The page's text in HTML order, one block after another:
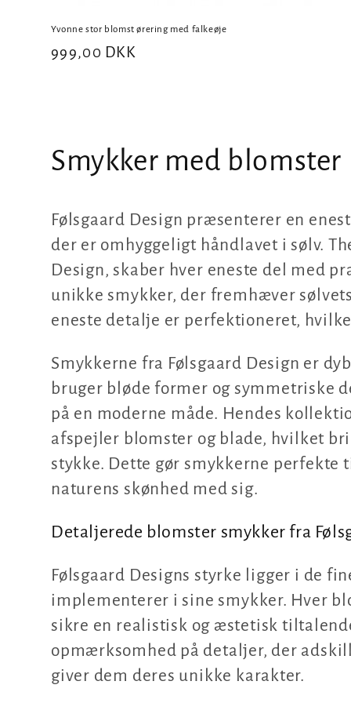
Yvonne stor blomst ørering med falkeøje
Normalpris
999,00 DKK
K
l
l
e
k
t
i
o
n
:
Smykker med blomster
Følsgaard Design præsenterer en
der er omhyggeligt håndlavet i sølv.
Design, skaber hver eneste del med
unikke smykker, der fremhæver
eneste detalje er perfektioneret,
Smykkerne fra Følsgaard Design er
bruger bløde former og symmetriske
på en moderne måde. Hendes
afspejler blomster og blade, hvilket
stykke. Dette gør smykkerne perfekte
naturens skønhed med sig.
Detaljerede blomster smykker fra
Følsgaard Designs styrke ligger i de
implementerer i sine smykker. Hver
sikre en realistisk og æstetisk
opmærksomhed på detaljer, der
giver dem deres unikke karakter.